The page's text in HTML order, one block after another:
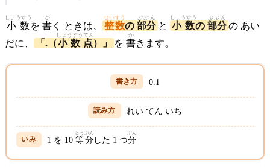
小数
しょうすう
を 書
か
く ときは、 整数
せいすう
の 部分
ぶぶん
と 小数
しょうすう
の 部分
ぶぶん
の あい
だに、
「.（小数点
しょうすうてん
）」 を 書
か
きます。
0.1
れい てん いち
1 を 10等分
とうぶん
した 1 つ分
ぶん